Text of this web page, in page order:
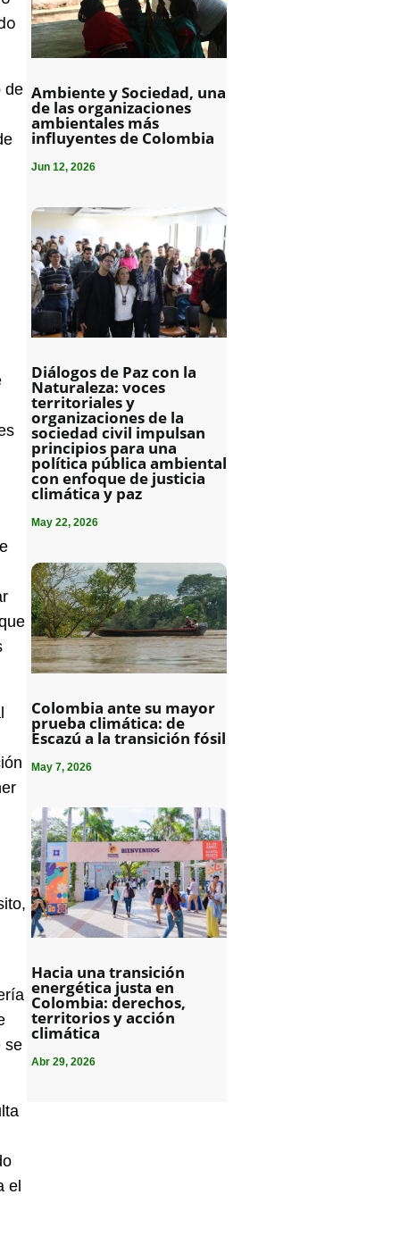
de
se
el
Ambiente y Sociedad, una
de las organizaciones
ambientales más
influyentes de Colombia
Jun 12, 2026
Diálogos de Paz con la
Naturaleza: voces
territoriales y
organizaciones de la
sociedad civil impulsan
principios para una
política pública ambiental
con enfoque de justicia
climática y paz
May 22, 2026
Colombia ante su mayor
prueba climática: de
Escazú a la transición fósil
May 7, 2026
Hacia una transición
energética justa en
Colombia: derechos,
territorios y acción
climática
Abr 29, 2026